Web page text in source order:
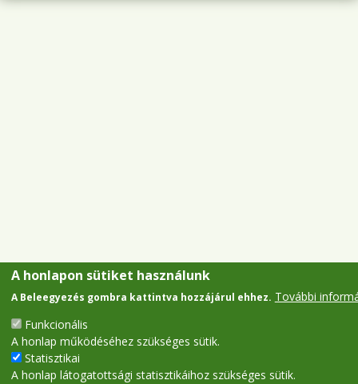
A honlapon sütiket használunk
A Beleegyezés gombra kattintva hozzájárul ehhez. További
Funkcionális
A honlap működéséhez szükséges sütik.
Statisztikai
A honlap látogatottsági statisztikáihoz szükséges sütik.